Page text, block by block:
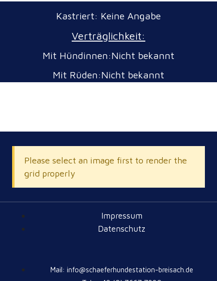
Kastriert: Keine Angabe
Verträglichkeit:
Mit Hündinnen:Nicht bekannt
Mit Rüden:Nicht bekannt
Please select an image first to render the
grid properly
Impressum
Datenschutz
Mail: info@schaeferhundestation-breisach.de